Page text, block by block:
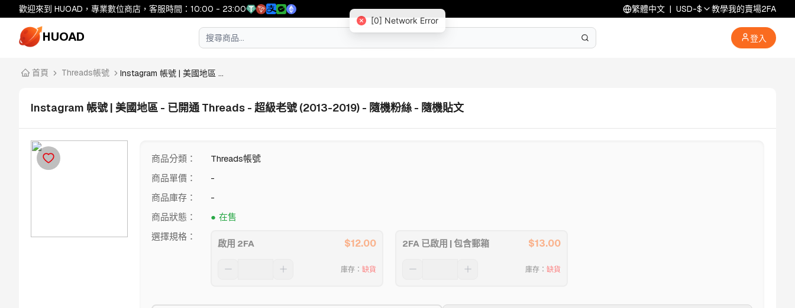
歡迎來到 HUOAD，專業數位商店，客服時間：10:00 - 23:00 繁體中文 | USD-$ 教學我的賣場2FA
HUOAD 登入
首頁 Threads帳號 Instagram 帳號 | 美國地區 ...
Instagram 帳號 | 美國地區 - 已開通 Threads - 超級老號 (2013-2019) - 隨機粉絲 - 隨機貼文
商品分類 ：
Threads帳號
商品單價 ：
-
商品庫存 ：
-
商品狀態 ：
在售
選擇規格 ：
啟用 2FA $12.00
庫存 ： 缺貨
2FA 已啟用 | 包含郵箱 $13.00
庫存 ： 缺貨
[0] Network Error